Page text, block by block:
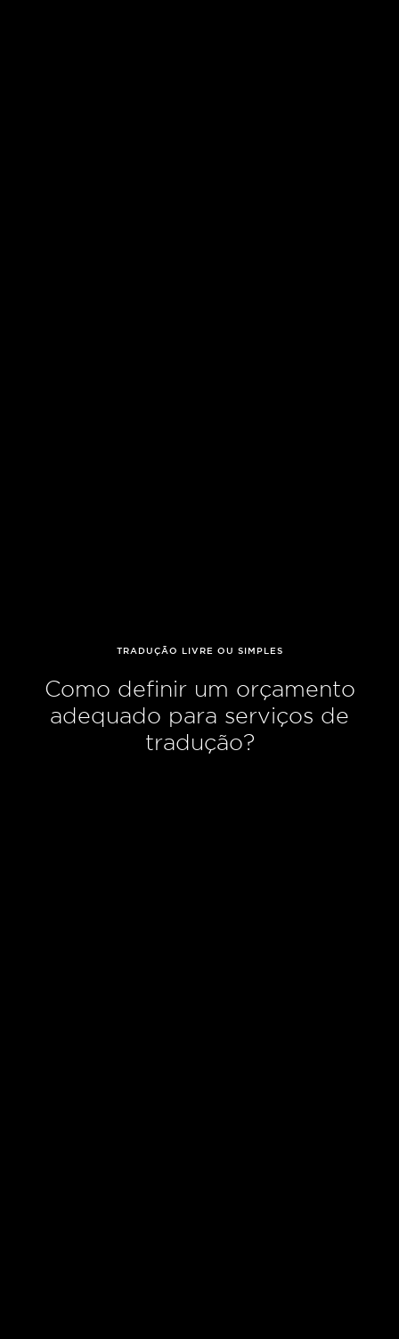
TRADUÇÃO LIVRE OU SIMPLES
Como definir um orçamento
adequado para serviços de
tradução?